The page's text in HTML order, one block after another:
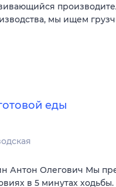
мы ищем
еды
Антон Олегович Мы
в 5 минутах